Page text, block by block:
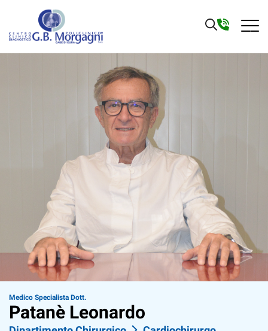
Medico Specialista Dott.
Patanè Leonardo